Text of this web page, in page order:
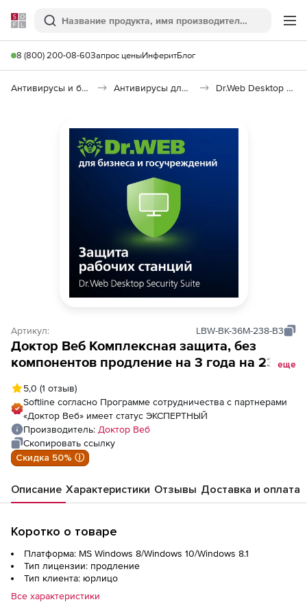
Softline
Поиск
8 (800) 200-08-60Запрос ценыИнферитБлог
Антивирусы и безопасность Антивирусы для организаций Dr.Web Desktop Security Suite
Артикул: LBW-BK-36M-238-B3
Доктор Веб Комплексная защита, без
компонентов продление на 3 года на 238еще
5,0 (1 отзыв)
Softline согласно Программе сотрудничества с партнерами
«Доктор Веб» имеет статус ЭКСПЕРТНЫЙ
Производитель: Доктор Веб
Скопировать ссылку
Скидка 50% ⓘ
Описание Характеристики Отзывы Доставка и оплата
Коротко о товаре
Платформа: MS Windows 8/Windows 10/Windows 8.1
Тип лицензии: продление
Тип клиента: юрлицо
Все характеристики